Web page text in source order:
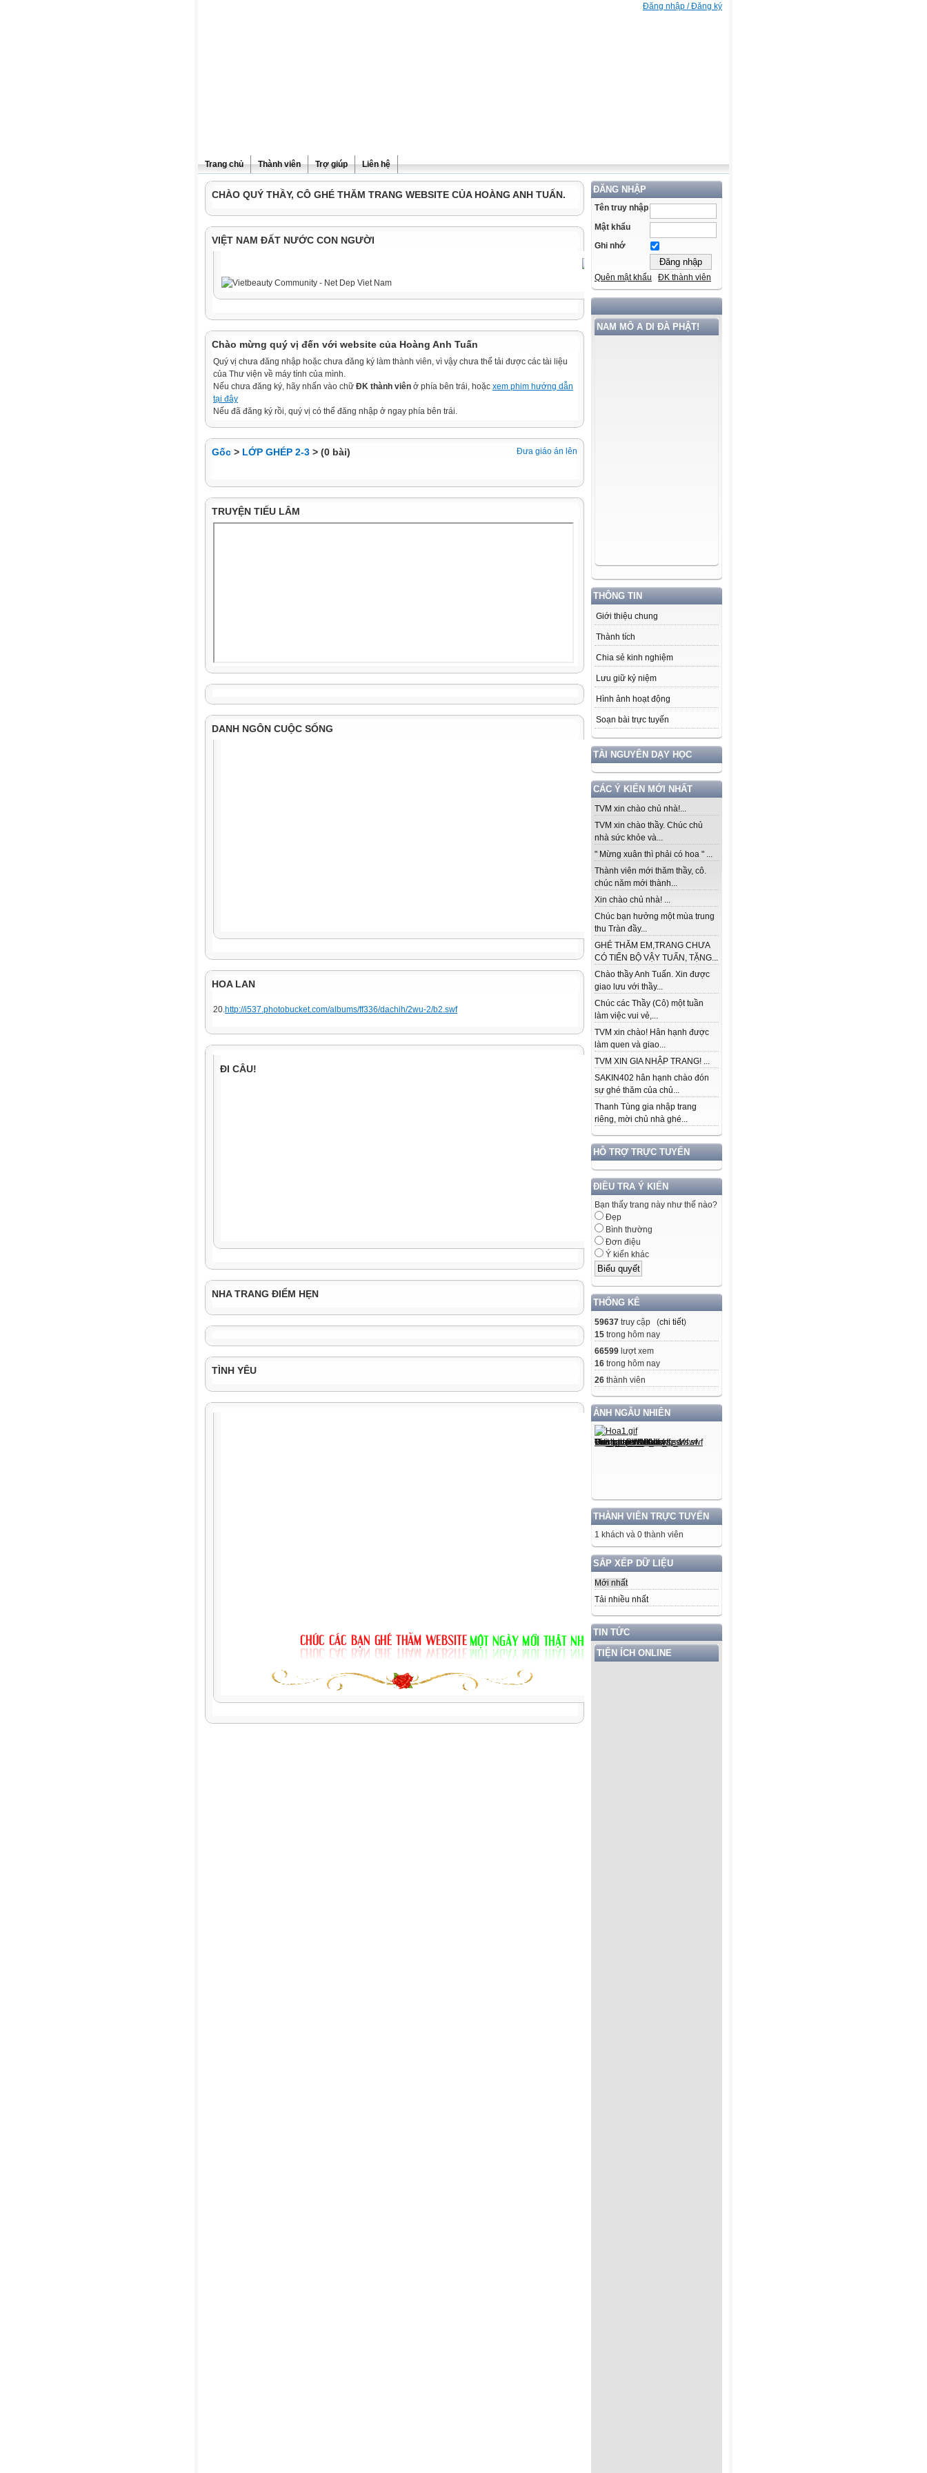
Đăng nhập / Đăng ký
Trang chủ Thành viên Trợ giúp Liên hệ
ĐĂNG NHẬP
Tên truy nhập
Mật khẩu
Ghi nhớ
Quên mật khẩu ĐK thành viên
NAM MÔ A DI ĐÀ PHẬT!
THÔNG TIN
Giới thiệu chung
Thành tích
Chia sẻ kinh nghiệm
Lưu giữ kỷ niệm
Hình ảnh hoạt động
Soạn bài trực tuyến
TÀI NGUYÊN DẠY HỌC
CÁC Ý KIẾN MỚI NHẤT
TVM xin chào chủ nhà!...
TVM xin chào thầy. Chúc chủ
nhà sức khỏe và...
" Mừng xuân thì phải có hoa " ...
Thành viên mới thăm thầy, cô.
chúc năm mới thành...
Xin chào chủ nhà! ...
Chúc bạn hưởng một mùa trung
thu Tràn đầy...
GHÉ THĂM EM,TRANG CHƯA
CÓ TIẾN BỘ VẬY TUẤN, TẶNG...
Chào thầy Anh Tuấn. Xin được
giao lưu với thầy...
Chúc các Thầy (Cô) một tuần
làm việc vui vẻ,...
TVM xin chào! Hân hạnh được
làm quen và giao...
TVM XIN GIA NHẬP TRANG! ...
SAKIN402 hân hạnh chào đón
sự ghé thăm của chủ...
Thanh Tùng gia nhập trang
riêng, mời chủ nhà ghé...
HỖ TRỢ TRỰC TUYẾN
ĐIỀU TRA Ý KIẾN
Bạn thấy trang này như thế nào?
Đẹp
Bình thường
Đơn điệu
Ý kiến khác
THỐNG KÊ
59637 truy cập (chi tiết)
15 trong hôm nay
66599 lượt xem
16 trong hôm nay
26 thành viên
ẢNH NGẪU NHIÊN
THÀNH VIÊN TRỰC TUYẾN
1 khách và 0 thành viên
SẮP XẾP DỮ LIỆU
Mới nhất
Tải nhiều nhất
TIN TỨC
TIỆN ÍCH ONLINE
CHÀO QUÝ THẦY, CÔ GHÉ THĂM TRANG WEBSITE CỦA HOÀNG ANH TUẤN.
VIỆT NAM ĐẤT NƯỚC CON NGƯỜI
Chào mừng quý vị đến với website của Hoàng Anh Tuấn
Quý vị chưa đăng nhập hoặc chưa đăng ký làm thành viên, vì vậy chưa thể tải được các tài liệu
của Thư viện về máy tính của mình.
Nếu chưa đăng ký, hãy nhấn vào chữ ĐK thành viên ở phía bên trái, hoặc xem phim hướng dẫn
tại đây
Nếu đã đăng ký rồi, quý vị có thể đăng nhập ở ngay phía bên trái.
Đưa giáo án lên
Gốc > LỚP GHÉP 2-3 > (0 bài)
TRUYỆN TIẾU LÂM
DANH NGÔN CUỘC SỐNG
HOA LAN
20.http://i537.photobucket.com/albums/ff336/dachih/2wu-2/b2.swf
ĐI CÂU!
NHA TRANG ĐIỂM HẸN
TÌNH YÊU